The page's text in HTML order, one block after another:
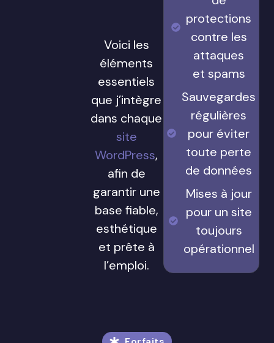
Voici les
éléments
essentiels
que j’intègre
dans chaque
site
WordPress,
afin de
garantir une
base fiable,
esthétique
et prête à
l’emploi.
protections
contre les
attaques
et spams
Sauvegardes
régulières
pour éviter
toute perte
de données
Mises à jour
pour un site
toujours
opérationnel